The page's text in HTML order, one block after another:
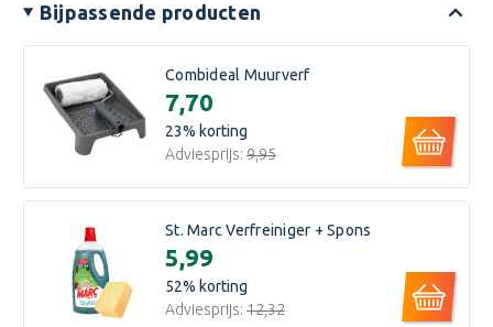
Bijpassende producten
Combideal Muurverf
€7,70
23% korting
Adviesprijs: €9,95
St. Marc Verfreiniger + Spons
€5,99
52% korting
Adviesprijs: €12,32